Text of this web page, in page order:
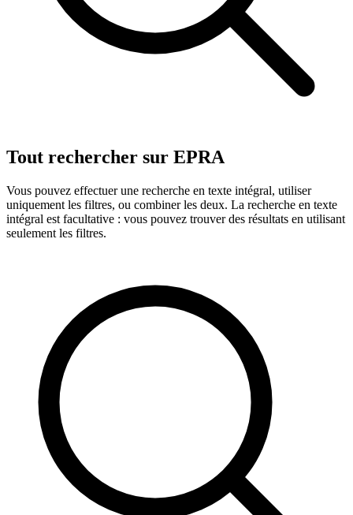
Tout rechercher sur EPRA
Vous pouvez effectuer une recherche en texte intégral, utiliser
uniquement les filtres, ou combiner les deux. La recherche en texte
intégral est facultative : vous pouvez trouver des résultats en utilisant
seulement les filtres.